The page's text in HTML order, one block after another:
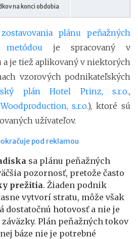
na konci obdobia
plánu peňažných
je spracovaný v
a je tiež aplikovaný v niektorých
vzorových podnikateľských
plán Hotel Prinz, s.r.o.,
s.r.o.), ktoré sú
užívateľov.
pod reklamou
sa plánu peňažných
pozornosť, pretože často
prežitia. Žiaden podnik
vytvorí stratu, môže však
dostatočnú hotovosť a nie je
Plán peňažných tokov
báze nie je potrebné